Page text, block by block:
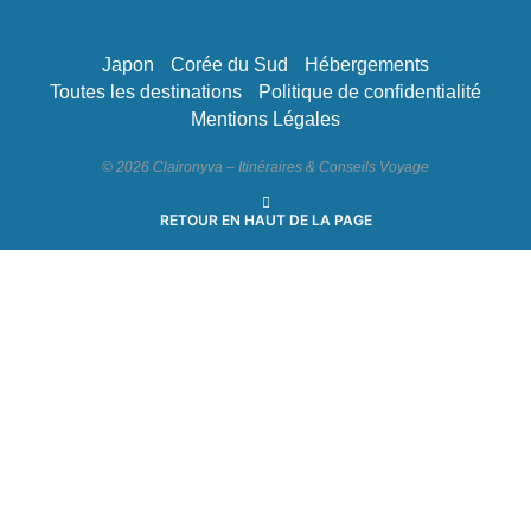
Japon Corée du Sud
Hébergements
Toutes les destinations
Politique de confidentialité
Mentions Légales
© 2026 Claironyva – Itinéraires & Conseils Voyage
RETOUR EN HAUT DE LA PAGE